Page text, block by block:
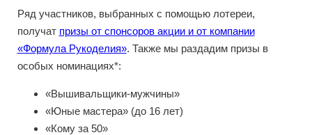
Ряд участников, выбранных с помощью лотереи,
получат призы от спонсоров акции и от компании
«Формула Рукоделия». Также мы раздадим призы в
особых номинациях*:
«Вышивальщики-мужчины»
«Юные мастера» (до 16 лет)
«Кому за 50»